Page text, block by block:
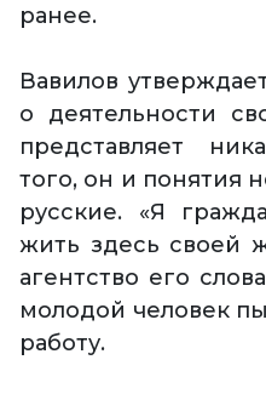
ранее.
Вавилов
о деятельности
представляет
того, он и понятия
русские. «Я
жить здесь своей
агентство его
молодой человек
работу.